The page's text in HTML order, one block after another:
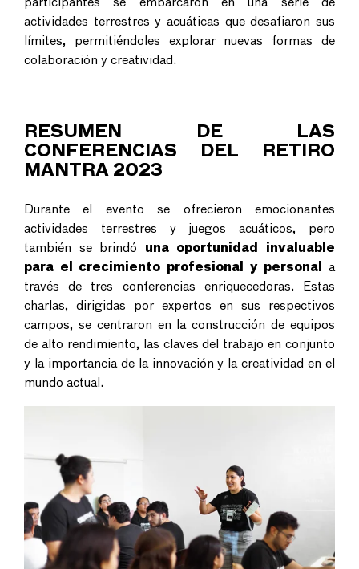
participantes se embarcaron en una serie de
actividades terrestres y acuáticas que desafiaron sus
límites, permitiéndoles explorar nuevas formas de
colaboración y creatividad.
RESUMEN DE LAS
CONFERENCIAS DEL RETIRO
MANTRA 2023
Durante el evento se ofrecieron emocionantes
actividades terrestres y juegos acuáticos, pero
también se brindó una oportunidad invaluable
para el crecimiento profesional y personal
a
través de tres conferencias enriquecedoras. Estas
charlas, dirigidas por expertos en sus respectivos
campos, se centraron en la construcción de equipos
de alto rendimiento, las claves del trabajo en conjunto
y la importancia de la innovación y la creatividad en el
mundo actual.